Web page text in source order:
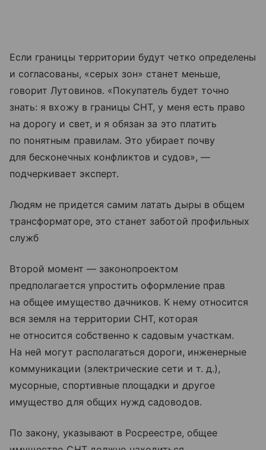
Если границы территории будут четко определены
и согласованы, «серых зон» станет меньше,
говорит Лутовинов. «Покупатель будет точно
знать: я вхожу в границы СНТ, у меня есть право
на дорогу и свет, и я обязан за это платить
по понятным правилам. Это убирает почву
для бесконечных конфликтов и судов», —
подчеркивает эксперт.
Людям не придется самим латать дыры в общем
трансформаторе, это станет заботой профильных
служб
Второй момент — законопроектом
предполагается упростить оформление прав
на общее имущество дачников. К нему относится
вся земля на территории СНТ, которая
не относится собственно к садовым участкам.
На ней могут располагаться дороги, инженерные
коммуникации (электрические сети и т. д.),
мусорные, спортивные площадки и другое
имущество для общих нужд садоводов.
По закону, указывают в Росреестре, общее